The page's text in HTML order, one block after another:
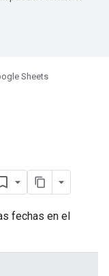
Sheets
fechas en el